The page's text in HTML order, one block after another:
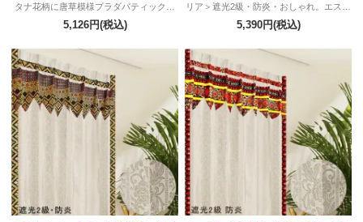
タナ花柄に唐草模様プラダバティックを
縁取った防炎・遮光2級リゾートカーテ
ン。繁栄や長寿、子孫繁栄を象徴するス
エレガントを融合したおしゃれなデザイ
ンです。
5,126円(税込)
リア＞遮光2級・防炎・おしゃれ。エスニ
ックなテイストを演出。リラックスでき
る空間を演出します。
5,390円(税込)